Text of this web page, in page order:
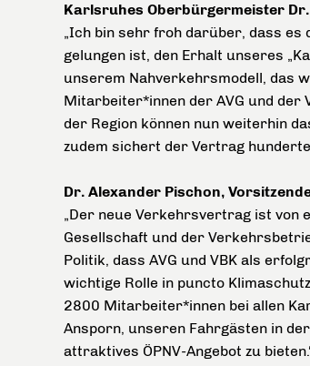
Karlsruhes Oberbürgermeister
„Ich bin sehr froh darüber, dass
gelungen ist, den Erhalt unseres
unserem Nahverkehrsmodell, das
Mitarbeiter*innen der AVG und der
der Region können nun weiterhin
zudem sichert der Vertrag hunderte
Dr. Alexander Pischon,
„Der neue Verkehrsvertrag ist von
Gesellschaft und der
Politik, dass AVG und VBK als
wichtige Rolle in puncto
2800 Mitarbeiter*innen bei allen
Ansporn, unseren Fahrgästen in
attraktives ÖPNV-Angebot zu